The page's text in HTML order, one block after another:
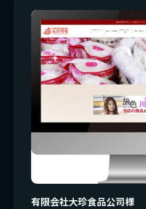
有限会社大珍食品公司様